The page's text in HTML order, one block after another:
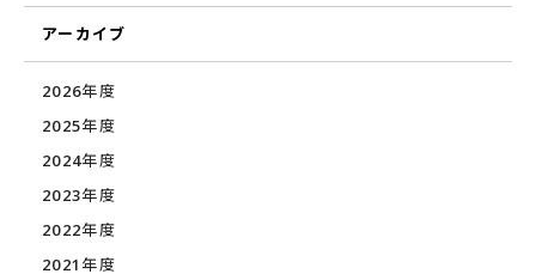
アーカイブ
2026年度
2025年度
2024年度
2023年度
2022年度
2021年度